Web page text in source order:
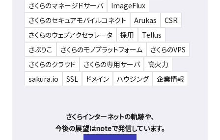
さくらのマネージドサーバ
ImageFlux
さくらのセキュアモバイルコネクト
Arukas
CSR
さくらのウェブアクセラレータ
採用
Tellus
さぶりこ
さくらのモノプラットフォーム
さくらのVPS
さくらのクラウド
さくらの専用サーバ
高火力
sakura.io
SSL ドメイン ハウジング 企業情報
さくらインターネットの軌跡や、
今後の展望はnoteで発信しています。